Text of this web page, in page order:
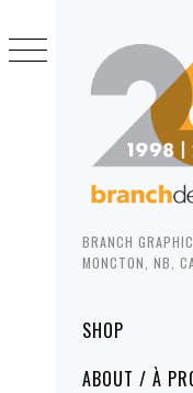
BRANCH
MONCTON, NB,
MenuSHOP
ABOUT / À
to
content